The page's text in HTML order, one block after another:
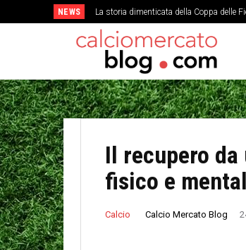
NEWS La storia dimenticata della Coppa delle
Il recupero
fisico e
Calcio Calcio Mercato Blog